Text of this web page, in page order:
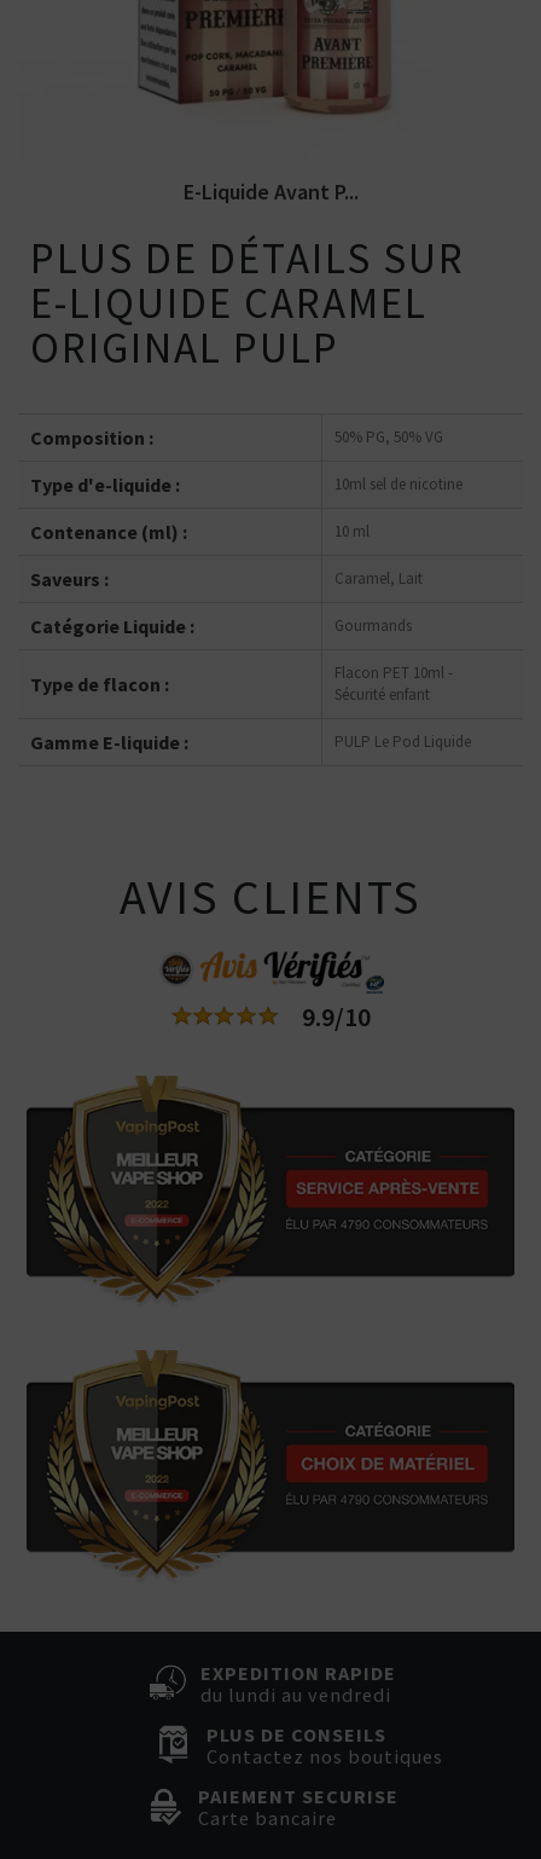
E-Liquide Avant P...
PLUS DE DÉTAILS SUR
E-LIQUIDE CARAMEL
ORIGINAL PULP
Composition : 50% PG, 50% VG
Type d'e-liquide : 10ml sel de nicotine
Contenance (ml) : 10 ml
Saveurs : Caramel, Lait
Catégorie Liquide : Gourmands
Type de flacon :
Flacon PET 10ml -
Sécurité enfant
Gamme E-liquide : PULP Le Pod Liquide
AVIS CLIENTS
9.9/10
EXPEDITION RAPIDE
du lundi au vendredi
PLUS DE CONSEILS
Contactez nos boutiques
PAIEMENT SECURISE
Carte bancaire